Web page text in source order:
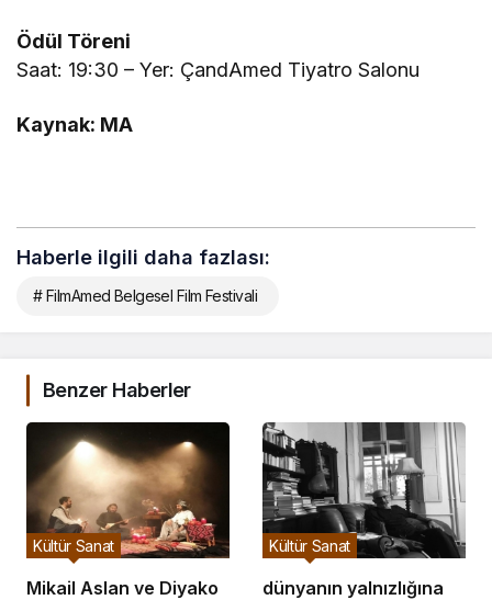
Ödül Töreni
Saat: 19:30 – Yer: ÇandAmed Tiyatro Salonu
Kaynak: MA
Haberle ilgili daha fazlası:
# FilmAmed Belgesel Film Festivali
Benzer Haberler
Mikail Aslan ve Diyako
Kültür Sanat
dünyanın yalnızlığına
Kültür Sanat